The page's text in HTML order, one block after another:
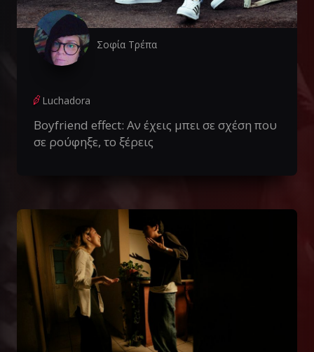
Σοφία Τρέπα
Luchadora
Boyfriend effect: Αν έχεις μπει σε σχέση που
σε ρούφηξε, το ξέρεις